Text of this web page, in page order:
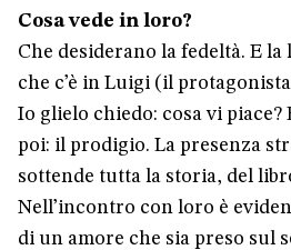
Cosa vede in loro?
Che desiderano la fedeltà. E la
che c’è in Luigi (il
Io glielo chiedo: cosa vi piace?
poi: il prodigio. La presenza
sottende tutta la storia, del
Nell’incontro con loro è
di un amore che sia preso sul